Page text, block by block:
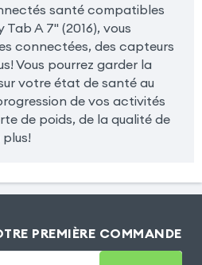
santé compatibles
A 7" (2016), vous
connectées, des capteurs
Vous pourrez garder la
votre état de santé au
de vos activités
de poids, de la qualité de
PREMIÈRE COMMANDE